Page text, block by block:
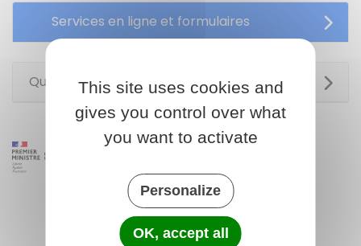
Services en ligne et formulaires
Questions ? Réponses !
This site uses cookies and
gives you control over what
you want to activate
Personalize
OK, accept all